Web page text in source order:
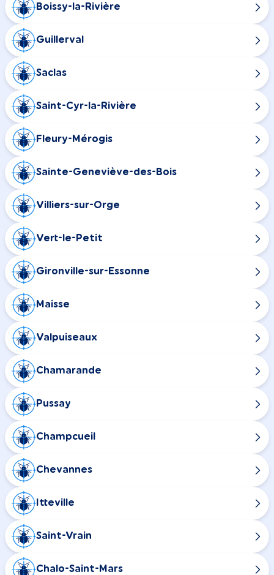
Boissy-la-Rivière
Guillerval
Saclas
Saint-Cyr-la-Rivière
Fleury-Mérogis
Sainte-Geneviève-des-Bois
Villiers-sur-Orge
Vert-le-Petit
Gironville-sur-Essonne
Maisse
Valpuiseaux
Chamarande
Pussay
Champcueil
Chevannes
Itteville
Saint-Vrain
Chalo-Saint-Mars